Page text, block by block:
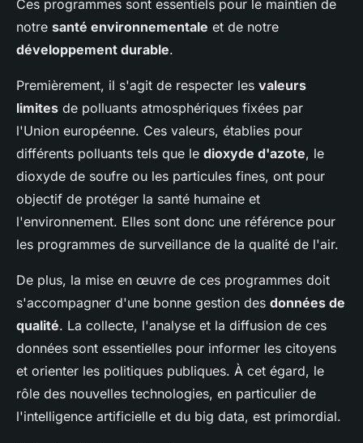
Ces programmes sont essentiels pour le maintien de
notre santé environnementale et de notre
développement durable.
Premièrement, il s'agit de respecter les valeurs
limites de polluants atmosphériques fixées par
l'Union européenne. Ces valeurs, établies pour
différents polluants tels que le dioxyde d'azote, le
dioxyde de soufre ou les particules fines, ont pour
objectif de protéger la santé humaine et
l'environnement. Elles sont donc une référence pour
les programmes de surveillance de la qualité de l'air.
De plus, la mise en œuvre de ces programmes doit
s'accompagner d'une bonne gestion des données de
qualité. La collecte, l'analyse et la diffusion de ces
données sont essentielles pour informer les citoyens
et orienter les politiques publiques. À cet égard, le
rôle des nouvelles technologies, en particulier de
l'intelligence artificielle et du big data, est primordial.